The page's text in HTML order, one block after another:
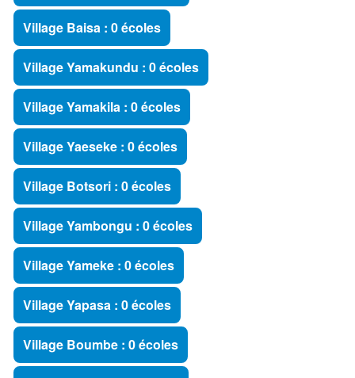
Village Baisa : 0 écoles
Village Yamakundu : 0 écoles
Village Yamakila : 0 écoles
Village Yaeseke : 0 écoles
Village Botsori : 0 écoles
Village Yambongu : 0 écoles
Village Yameke : 0 écoles
Village Yapasa : 0 écoles
Village Boumbe : 0 écoles